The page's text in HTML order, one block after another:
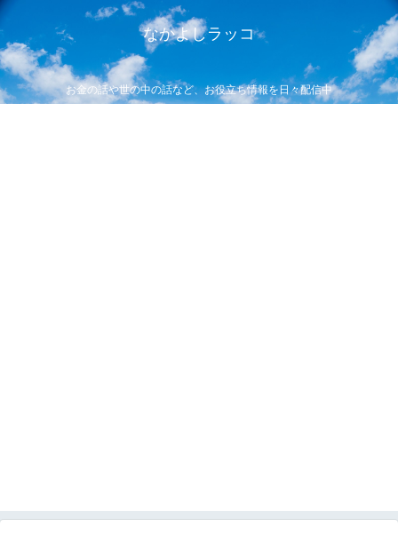
なかよしラッコ
お金の話や世の中の話など、お役立ち情報を日々配信中